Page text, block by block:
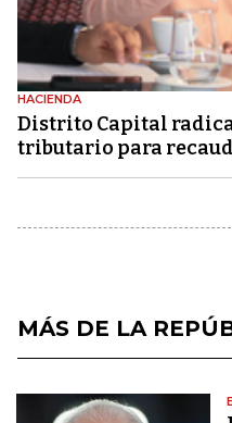
HACIENDA
Distrito Capital
tributario para
MÁS DE LA